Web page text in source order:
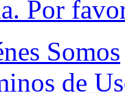
Por
Somos
de